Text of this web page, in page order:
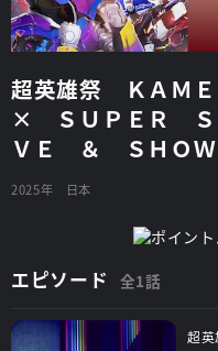
超英雄祭 ＫＡＭ
× ＳＵＰＥＲ Ｓ
ＶＥ ＆ ＳＨＯ
2025年 日本
エピソード 全1話
超